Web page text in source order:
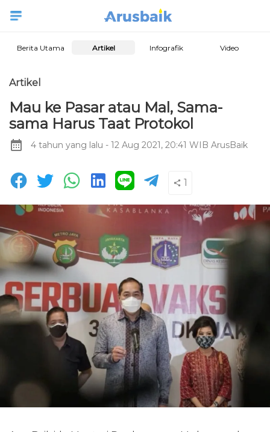
Berita Utama Artikel Infografik Video
Artikel
Mau ke Pasar atau Mal, Sama-
sama Harus Taat Protokol
4 tahun yang lalu - 12 Aug 2021, 20:41 WIB ArusBaik
1